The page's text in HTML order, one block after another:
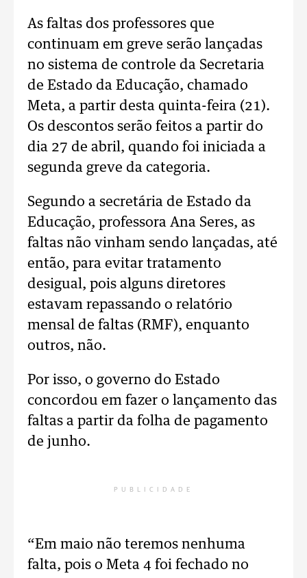
As faltas dos professores que
continuam em greve serão lançadas
no sistema de controle da Secretaria
de Estado da Educação, chamado
Meta, a partir desta quinta-feira (21).
Os descontos serão feitos a partir do
dia 27 de abril, quando foi iniciada a
segunda greve da categoria.
Segundo a secretária de Estado da
Educação, professora Ana Seres, as
faltas não vinham sendo lançadas, até
então, para evitar tratamento
desigual, pois alguns diretores
estavam repassando o relatório
mensal de faltas (RMF), enquanto
outros, não.
Por isso, o governo do Estado
concordou em fazer o lançamento das
faltas a partir da folha de pagamento
de junho.
PUBLICIDADE
“Em maio não teremos nenhuma
falta, pois o Meta 4 foi fechado no